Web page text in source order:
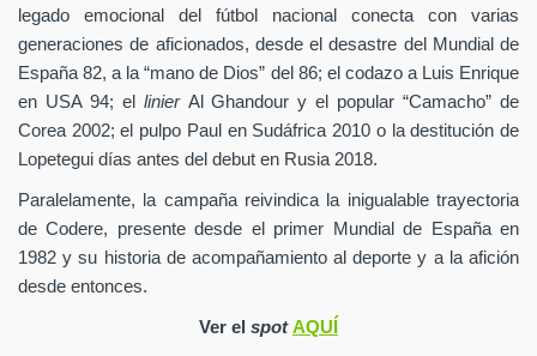
legado emocional del fútbol nacional conecta con varias
generaciones de aficionados, desde el desastre del Mundial de
España 82, a la “mano de Dios” del 86; el codazo a Luis Enrique
en USA 94; el linier Al Ghandour y el popular “Camacho” de
Corea 2002; el pulpo Paul en Sudáfrica 2010 o la destitución de
Lopetegui días antes del debut en Rusia 2018.
Paralelamente, la campaña reivindica la inigualable trayectoria
de Codere, presente desde el primer Mundial de España en
1982 y su historia de acompañamiento al deporte y a la afición
desde entonces.
Ver el spotAQUÍ